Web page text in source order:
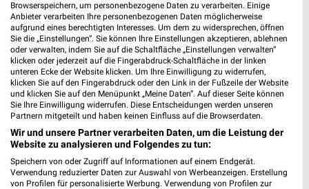
XXXLutz XXXLutz
Browserspeichern, um personenbezogene Daten zu verarbeiten. Einige
Anbieter verarbeiten Ihre personenbezogenen Daten möglicherweise
aufgrund eines berechtigten Interesses. Um dem zu widersprechen, öffnen
Sie die „Einstellungen“. Sie können Ihre Einstellungen akzeptieren, ablehnen
oder verwalten, indem Sie auf die Schaltfläche „Einstellungen verwalten“
klicken oder jederzeit auf die Fingerabdruck-Schaltfläche in der linken
unteren Ecke der Website klicken. Um Ihre Einwilligung zu widerrufen,
klicken Sie auf den Fingerabdruck oder den Link in der Fußzeile der Website
und klicken Sie auf den Menüpunkt „Meine Daten“. Auf dieser Seite können
Sie Ihre Einwilligung widerrufen. Diese Entscheidungen werden unseren
Partnern mitgeteilt und haben keinen Einfluss auf die Browserdaten.
Wir und unsere Partner verarbeiten Daten, um die Leistung der
Website zu analysieren und Folgendes zu tun:
Speichern von oder Zugriff auf Informationen auf einem Endgerät.
Verwendung reduzierter Daten zur Auswahl von Werbeanzeigen. Erstellung
von Profilen für personalisierte Werbung. Verwendung von Profilen zur